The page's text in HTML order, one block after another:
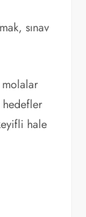
sınav
molalar
hale